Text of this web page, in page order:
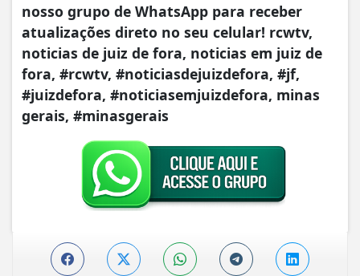
nosso grupo de WhatsApp para receber
atualizações direto no seu celular! rcwtv,
noticias de juiz de fora, noticias em juiz de
fora, #rcwtv, #noticiasdejuizdefora, #jf,
#juizdefora, #noticiasemjuizdefora, minas
gerais, #minasgerais